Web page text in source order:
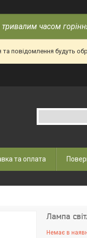
тривалим часом
повідомлення будуть
та оплата
Лампа
Немає в